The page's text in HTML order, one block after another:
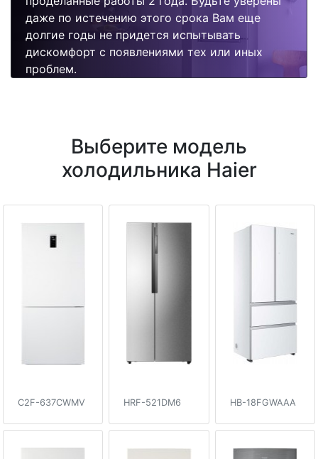
даже по истечению этого срока Вам еще
долгие годы не придется испытывать
дискомфорт с появлениями тех или иных
проблем.
Выберите модель
холодильника Haier
C2F-637CWMV HRF-521DM6 HB-18FGWAAA